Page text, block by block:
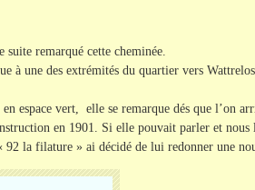
remarqué cette cheminée.
à une des extrémités du quartier vers
espace vert, elle se remarque dés que l’on
en 1901. Si elle pouvait parler et
la filature » ai décidé de lui redonner une